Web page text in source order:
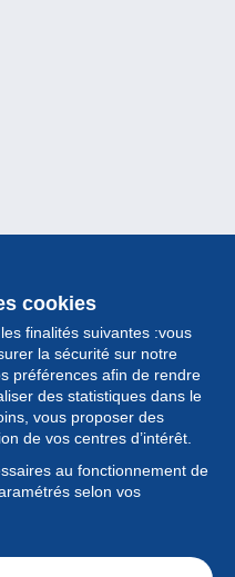
cookies
finalités suivantes :vous
la sécurité sur notre
préférences afin de rendre
des statistiques dans le
vous proposer des
de vos centres d’intérêt.
au fonctionnement de
selon vos